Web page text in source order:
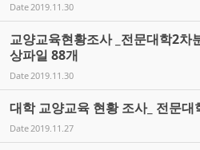
Date2019.11.30
교양교육현황조사 _전문대학2차
상파일 88개
Date2019.11.30
대학 교양교육 현황 조사_ 전문대
Date2019.11.27